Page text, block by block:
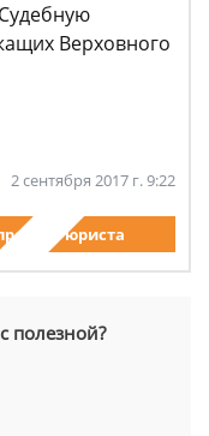
Верховного
2 сентября 2017 г. 9:22
юриста
полезной?